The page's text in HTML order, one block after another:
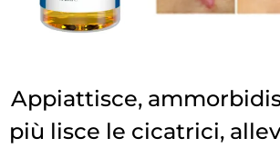
Appiattisce,
più lisce le cicatrici,